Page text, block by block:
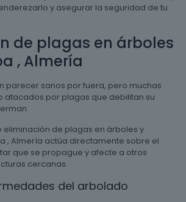
y asegurar la seguridad de tu
de plagas en árboles
, Almería
parecer sanos por fuera, pero muchas
atacados por plagas que debilitan su
eliminación de plagas en árboles y
, Almería actúa directamente sobre el
que se propague y afecte a otros
cercanas.
del arbolado